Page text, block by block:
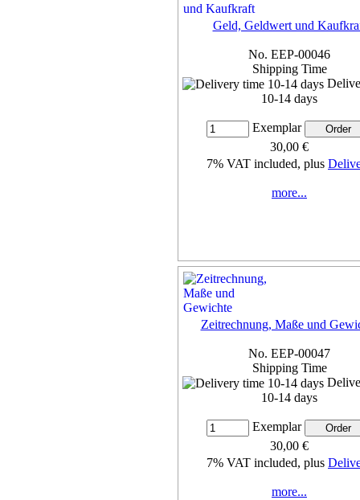
Geld, Geldwert und
No. EEP-00046
Shipping Time
10-14 days
Exemplar
30,00 €
7% VAT included, plus
more...
Zeitrechnung, Maße und
No. EEP-00047
Shipping Time
10-14 days
Exemplar
30,00 €
7% VAT included, plus
more...